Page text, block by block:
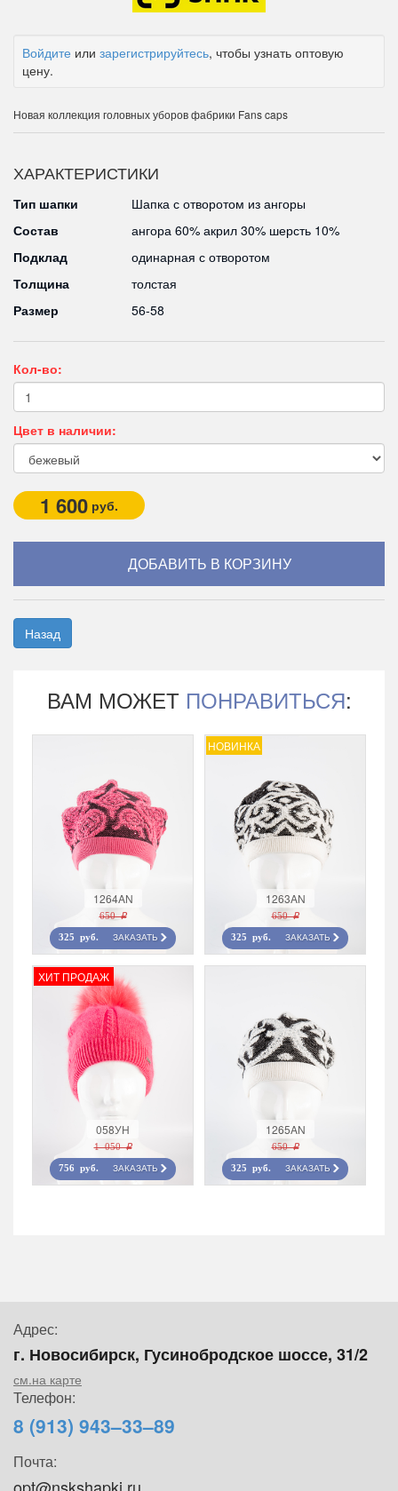
Войдите или зарегистрируйтесь, чтобы узнать оптовую
цену.
Новая коллекция головных уборов фабрики Fans caps
ХАРАКТЕРИСТИКИ
Тип шапки
Шапка с отворотом из ангоры
Состав
ангора 60% акрил 30% шерсть 10%
Подклад
одинарная с отворотом
Толщина
толстая
Размер
56-58
Кол-во:
Цвет в наличии:
1 600 руб.
Назад
ВАМ МОЖЕТ ПОНРАВИТЬСЯ:
1264AN
650 r
325 руб. ЗАКАЗАТЬ
НОВИНКА
1263AN
650 r
325 руб. ЗАКАЗАТЬ
ХИТ ПРОДАЖ
058УН
1 050 r
756 руб. ЗАКАЗАТЬ
1265AN
650 r
325 руб. ЗАКАЗАТЬ
Адрес:
г. Новосибирск, Гусинобродское шоссе, 31/2
см.на карте
Телефон:
8 (913) 943–33–89
Почта: